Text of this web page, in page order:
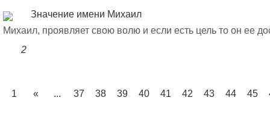
Значение имени Михаил
Михаил, проявляет свою волю и если есть цель то он ее
2
1 « ... 37 38 39 40 41 42 43 44 45